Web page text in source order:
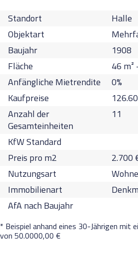
Standort
Halle
Objektart
Baujahr
1908
Fläche
46 m²
Anfängliche Mietrendite
0%
Kaufpreise
Anzahl der
Gesamteinheiten
11
KfW Standard
Preis pro m2
2.700
Nutzungsart
Immobilienart
AfA nach Baujahr
* Beispiel anhand eines 30-Jährigen mit
von 50.0000,00 €